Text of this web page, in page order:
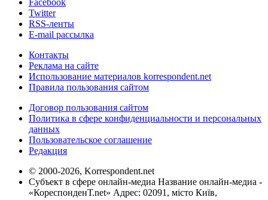
Facebook
Twitter
RSS-ленты
E-mail рассылка
Контакты
Реклама на сайте
Использование материалов korrespondent.net
Правила пользования сайтом
Договор пользования сайтом
Политика в сфере конфиденциальности и персональных
данных
Пользовательское соглашение
Редакция
© 2000-2026, Korrespondent.net
Субъект в сфере онлайн-медиа Название онлайн-медиа -
«КореспонденТ.net» Адрес: 02091, місто Київ,